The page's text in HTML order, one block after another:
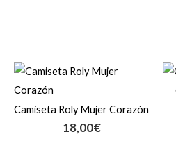
Camiseta Roly Mujer Corazón
18,00€